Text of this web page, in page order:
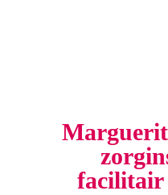
facilitair